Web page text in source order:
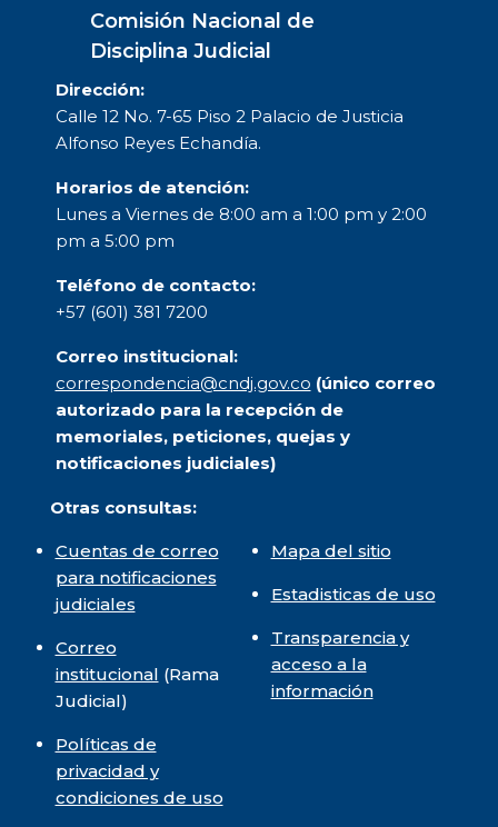
Comisión Nacional de
Disciplina Judicial
Dirección:
Calle 12 No. 7-65 Piso 2 Palacio de Justicia
Alfonso Reyes Echandía.
Horarios de atención:
Lunes a Viernes de 8:00 am a 1:00 pm y 2:00
pm a 5:00 pm
Teléfono de contacto:
+57 (601) 381 7200
Correo institucional:
correspondencia@cndj.gov.co (único correo
autorizado para la recepción de
memoriales, peticiones, quejas y
notificaciones judiciales)
Otras consultas:
Cuentas de correo
para notificaciones
judiciales
Correo
institucional (Rama
Judicial)
Políticas de
privacidad y
condiciones de uso
Mapa del sitio
Estadisticas de uso
Transparencia y
acceso a la
información